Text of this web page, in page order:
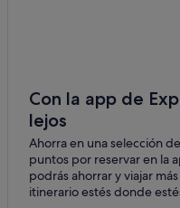
Madron hoteles
Pool hoteles
Apartamentos en St Ives
Crows-An-Wra hoteles
Casas de campo en St
Con la app de
lejos
Ahorra en una selección
puntos por reservar en la
podrás ahorrar y viajar
itinerario estés donde